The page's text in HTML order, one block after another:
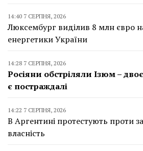
14:40 7 СЕРПНЯ, 2026
Люксембург виділив 8 млн євро
енергетики України
14:28 7 СЕРПНЯ, 2026
Росіяни обстріляли Ізюм –
є постраждалі
14:22 7 СЕРПНЯ, 2026
В Аргентині протестують проти
власність